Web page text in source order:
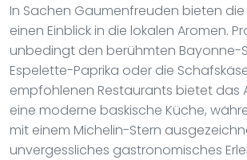
In Sachen Gaumenfreuden bieten die
einen Einblick in die lokalen Aromen.
unbedingt den berühmten Bayonne-
Espelette-Paprika oder die
empfohlenen Restaurants bietet das
eine moderne baskische Küche,
mit einem Michelin-Stern
unvergessliches gastronomisches